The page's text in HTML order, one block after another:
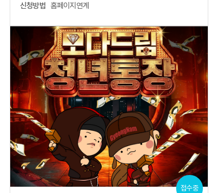
신청방법 홈페이지연계
접수중